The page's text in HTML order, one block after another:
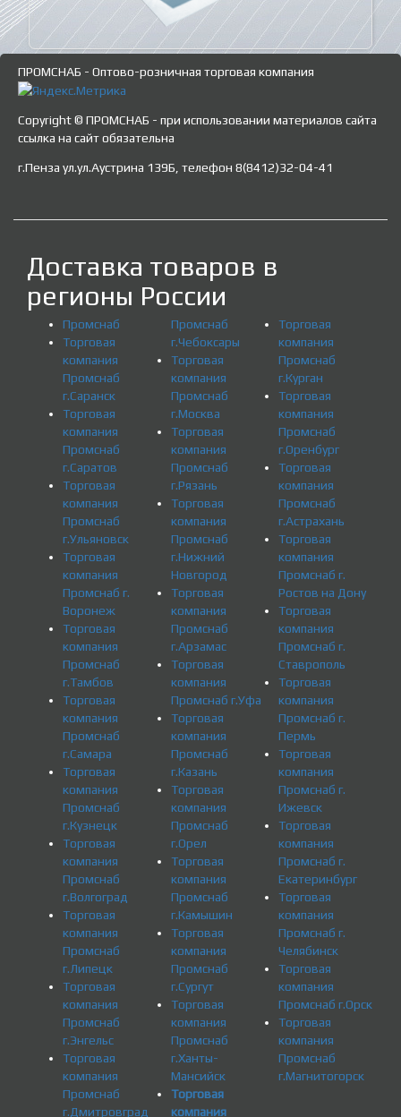
ПРОМСНАБ - Оптово-розничная торговая компания
Copyright © ПРОМСНАБ - при использовании материалов сайта
ссылка на сайт обязательна
г.Пенза ул.ул.Аустрина 139Б, телефон 8(8412)32-04-41
Доставка товаров в
регионы России
Промснаб
Торговая
компания
Промснаб
г.Саранск
Торговая
компания
Промснаб
г.Саратов
Торговая
компания
Промснаб
г.Ульяновск
Торговая
компания
Промснаб г.
Воронеж
Торговая
компания
Промснаб
г.Тамбов
Торговая
компания
Промснаб
г.Самара
Торговая
компания
Промснаб
г.Кузнецк
Торговая
компания
Промснаб
г.Волгоград
Торговая
компания
Промснаб
г.Липецк
Торговая
компания
Промснаб
г.Энгельс
Торговая
компания
Промснаб
г.Дмитровград
Промснаб
г.Чебоксары
Торговая
компания
Промснаб
г.Москва
Торговая
компания
Промснаб
г.Рязань
Торговая
компания
Промснаб
г.Нижний
Новгород
Торговая
компания
Промснаб
г.Арзамас
Торговая
компания
Промснаб г.Уфа
Торговая
компания
Промснаб
г.Казань
Торговая
компания
Промснаб
г.Орел
Торговая
компания
Промснаб
г.Камышин
Торговая
компания
Промснаб
г.Сургут
Торговая
компания
Промснаб
г.Ханты-
Мансийск
Торговая
компания
Торговая
компания
Промснаб
г.Курган
Торговая
компания
Промснаб
г.Оренбург
Торговая
компания
Промснаб
г.Астрахань
Торговая
компания
Промснаб г.
Ростов на Дону
Торговая
компания
Промснаб г.
Ставрополь
Торговая
компания
Промснаб г.
Пермь
Торговая
компания
Промснаб г.
Ижевск
Торговая
компания
Промснаб г.
Екатеринбург
Торговая
компания
Промснаб г.
Челябинск
Торговая
компания
Промснаб г.Орск
Торговая
компания
Промснаб
г.Магнитогорск